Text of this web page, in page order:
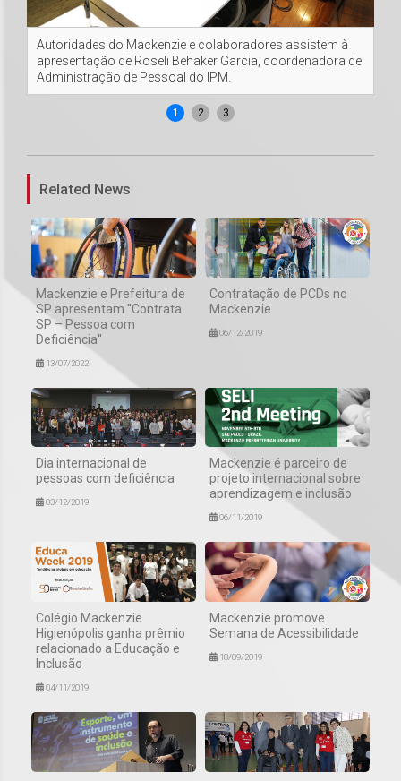
Autoridades do Mackenzie e colaboradores assistem à
apresentação de Roseli Behaker Garcia, coordenadora de
Administração de Pessoal do IPM.
1 2 3
Related News
Mackenzie e Prefeitura de
SP apresentam ''Contrata
SP – Pessoa com
Deficiência''
13/07/2022
Contratação de PCDs no
Mackenzie
06/12/2019
Dia internacional de
pessoas com deficiência
03/12/2019
Mackenzie é parceiro de
projeto internacional sobre
aprendizagem e inclusão
06/11/2019
Colégio Mackenzie
Higienópolis ganha prêmio
relacionado a Educação e
Inclusão
04/11/2019
Mackenzie promove
Semana de Acessibilidade
18/09/2019